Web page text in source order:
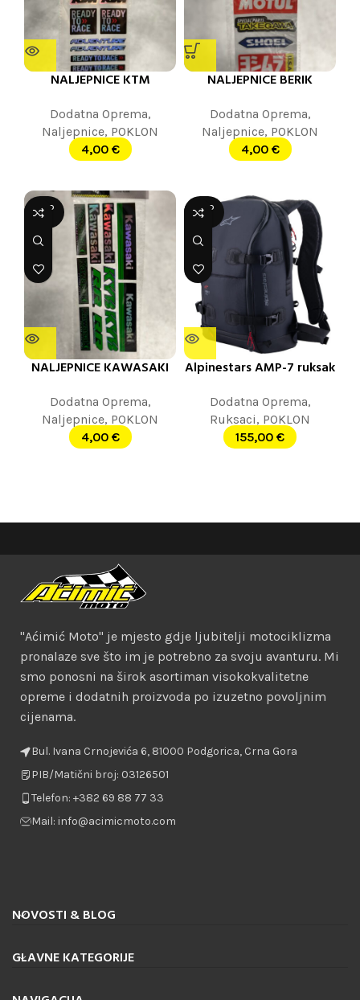
NALJEPNICE KTM
Dodatna Oprema,
Naljepnice, POKLON
4,00 €
NALJEPNICE BERIK
Dodatna Oprema,
Naljepnice, POKLON
4,00 €
SOLD
OUT
NALJEPNICE KAWASAKI
Dodatna Oprema,
Naljepnice, POKLON
4,00 €
SOLD
OUT
Alpinestars AMP-7 ruksak
Dodatna Oprema,
Ruksaci, POKLON
155,00 €
"Aćimić Moto" je mjesto gdje ljubitelji motociklizma
pronalaze sve što im je potrebno za svoju avanturu. Mi
smo ponosni na širok asortiman visokokvalitetne
opreme i dodatnih proizvoda po izuzetno povoljnim
cijenama.
Bul. Ivana Crnojevića 6, 81000 Podgorica, Crna Gora
PIB/Matični broj: 03126501
Telefon: +382 69 88 77 33
Mail: info@acimicmoto.com
NOVOSTI & BLOG
GLAVNE KATEGORIJE